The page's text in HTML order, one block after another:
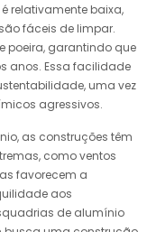
relativamente baixa,
fáceis de limpar.
poeira, garantindo que
anos. Essa facilidade
uma vez
agressivos.
as construções têm
como ventos
favorecem a
aos
de alumínio